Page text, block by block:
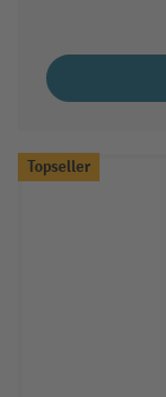
Topseller